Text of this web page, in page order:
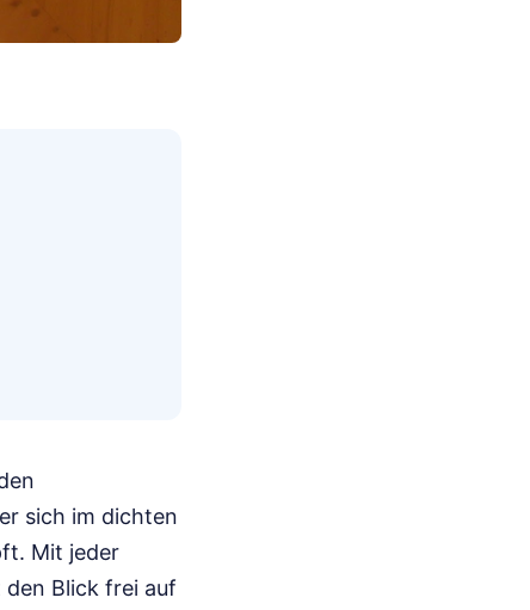
sich im dichten
Mit jeder
Blick frei auf